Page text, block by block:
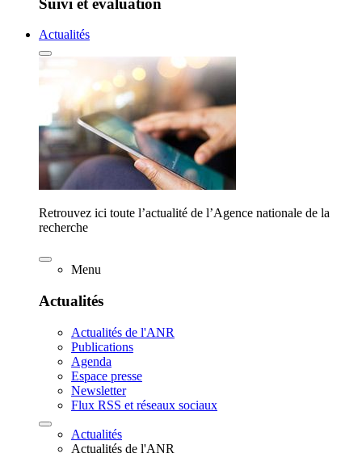
Actualités
Retrouvez ici toute l’actualité de l’Agence nationale de la
recherche
Menu
Actualités
Actualités de l'ANR
Publications
Agenda
Espace presse
Newsletter
Flux RSS et réseaux sociaux
Actualités
Actualités de l'ANR